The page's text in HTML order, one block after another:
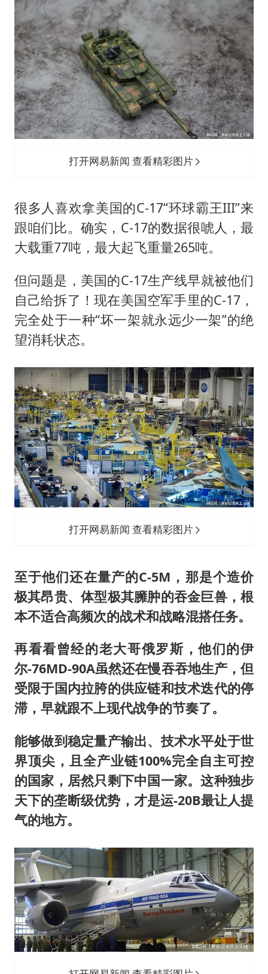
打开网易新闻 查看精彩图片
很多人喜欢拿美国的C-17“环球霸王III”来
跟咱们比。确实，C-17的数据很唬人，最
大载重77吨，最大起飞重量265吨。
但问题是，美国的C-17生产线早就被他们
自己给拆了！现在美国空军手里的C-17，
完全处于一种“坏一架就永远少一架”的绝
望消耗状态。
打开网易新闻 查看精彩图片
至于他们还在量产的C-5M，那是个造价
极其昂贵、体型极其臃肿的吞金巨兽，根
本不适合高频次的战术和战略混搭任务。
再看看曾经的老大哥俄罗斯，他们的伊
尔-76MD-90A虽然还在慢吞吞地生产，但
受限于国内拉胯的供应链和技术迭代的停
滞，早就跟不上现代战争的节奏了。
能够做到稳定量产输出、技术水平处于世
界顶尖，且全产业链100%完全自主可控
的国家，居然只剩下中国一家。这种独步
天下的垄断级优势，才是运-20B最让人提
气的地方。